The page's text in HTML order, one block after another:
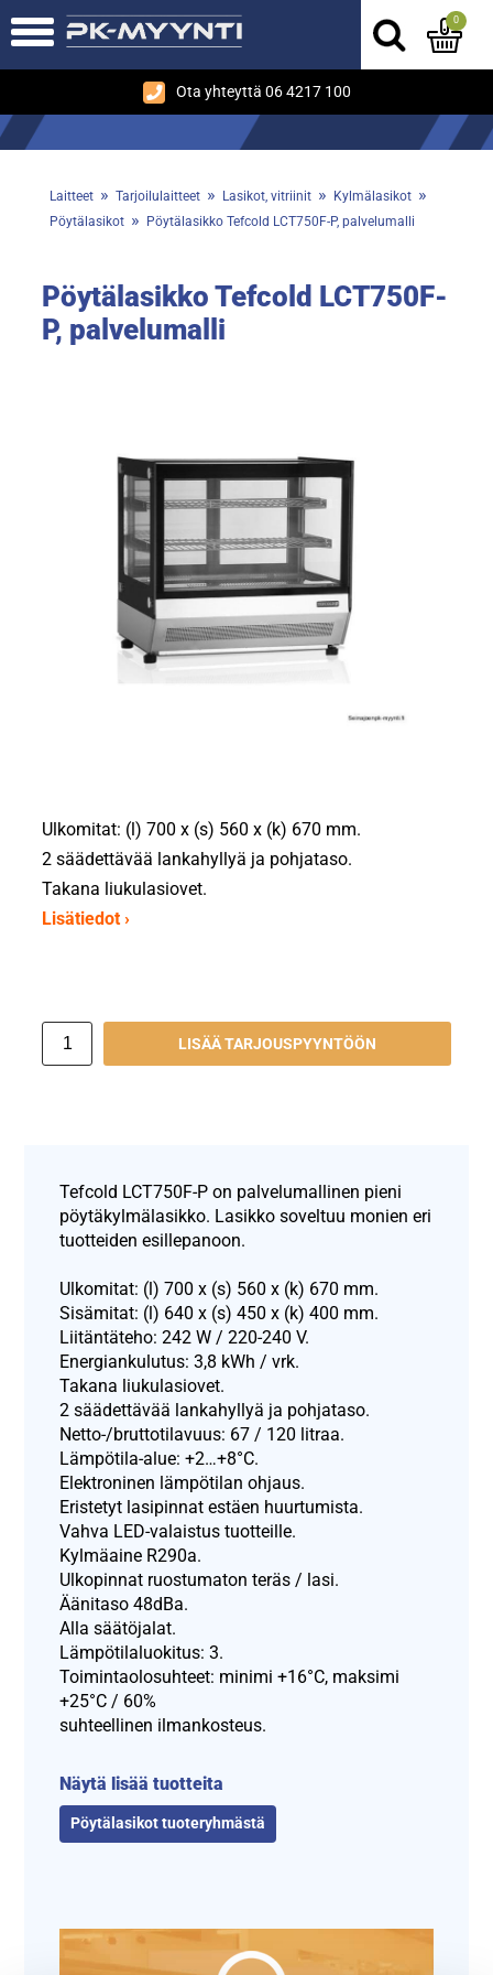
Ota yhteyttä 06 4217 100
0
Laitteet » Tarjoilulaitteet » Lasikot, vitriinit » Kylmälasikot »
Pöytälasikot » Pöytälasikko Tefcold LCT750F-P, palvelumalli
Pöytälasikko Tefcold LCT750F-
P, palvelumalli
Ulkomitat: (l) 700 x (s) 560 x (k) 670 mm.
2 säädettävää lankahyllyä ja pohjataso.
Takana liukulasiovet.
Lisätiedot ›
LISÄÄ TARJOUSPYYNTÖÖN
Tefcold LCT750F-P on palvelumallinen pieni
pöytäkylmälasikko. Lasikko soveltuu monien eri
tuotteiden esillepanoon.
Ulkomitat: (l) 700 x (s) 560 x (k) 670 mm.
Sisämitat: (l) 640 x (s) 450 x (k) 400 mm.
Liitäntäteho: 242 W / 220-240 V.
Energiankulutus: 3,8 kWh / vrk.
Takana liukulasiovet.
2 säädettävää lankahyllyä ja pohjataso.
Netto-/bruttotilavuus: 67 / 120 litraa.
Lämpötila-alue: +2…+8°C.
Elektroninen lämpötilan ohjaus.
Eristetyt lasipinnat estäen huurtumista.
Vahva LED-valaistus tuotteille.
Kylmäaine R290a.
Ulkopinnat ruostumaton teräs / lasi.
Äänitaso 48dBa.
Alla säätöjalat.
Lämpötilaluokitus: 3.
Toimintaolosuhteet: minimi +16°C, maksimi
+25°C / 60%
suhteellinen ilmankosteus.
Näytä lisää tuotteita
Pöytälasikot tuoteryhmästä